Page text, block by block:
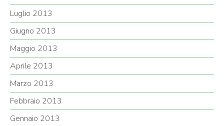
Luglio 2013
Giugno 2013
Maggio 2013
Aprile 2013
Marzo 2013
Febbraio 2013
Gennaio 2013